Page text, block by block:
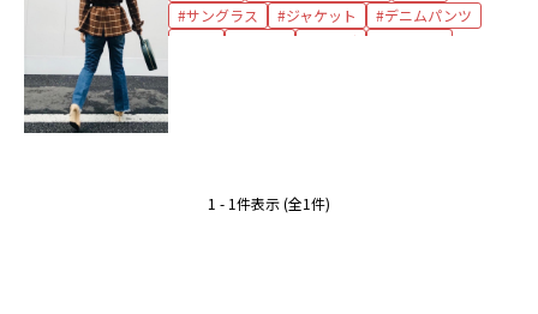
サングラス
ジャケット
デニムパンツ
バッグ
1 - 1件表示 (全1件)